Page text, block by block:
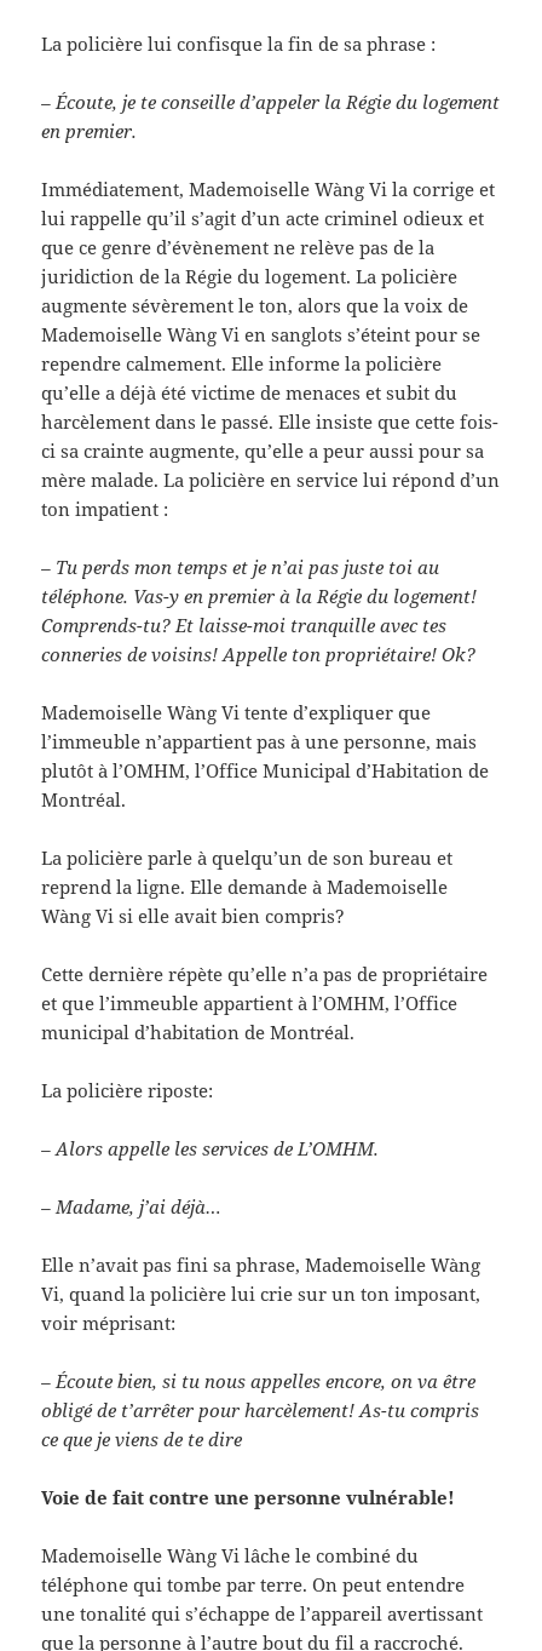
La policière lui confisque la fin de sa phrase :
– Écoute, je te conseille d’appeler la Régie du logement
en premier.
Immédiatement, Mademoiselle Wàng Vi la corrige et
lui rappelle qu’il s’agit d’un acte criminel odieux et
que ce genre d’évènement ne relève pas de la
juridiction de la Régie du logement. La policière
augmente sévèrement le ton, alors que la voix de
Mademoiselle Wàng Vi en sanglots s’éteint pour se
rependre calmement. Elle informe la policière
qu’elle a déjà été victime de menaces et subit du
harcèlement dans le passé. Elle insiste que cette fois-
ci sa crainte augmente, qu’elle a peur aussi pour sa
mère malade. La policière en service lui répond d’un
ton impatient :
– Tu perds mon temps et je n’ai pas juste toi au
téléphone. Vas-y en premier à la Régie du logement!
Comprends-tu? Et laisse-moi tranquille avec tes
conneries de voisins! Appelle ton propriétaire! Ok?
Mademoiselle Wàng Vi tente d’expliquer que
l’immeuble n’appartient pas à une personne, mais
plutôt à l’OMHM, l’Office Municipal d’Habitation de
Montréal.
La policière parle à quelqu’un de son bureau et
reprend la ligne. Elle demande à Mademoiselle
Wàng Vi si elle avait bien compris?
Cette dernière répète qu’elle n’a pas de propriétaire
et que l’immeuble appartient à l’OMHM, l’Office
municipal d’habitation de Montréal.
La policière riposte:
– Alors appelle les services de L’OMHM.
– Madame, j’ai déjà…
Elle n’avait pas fini sa phrase, Mademoiselle Wàng
Vi, quand la policière lui crie sur un ton imposant,
voir méprisant:
– Écoute bien, si tu nous appelles encore, on va être
obligé de t’arrêter pour harcèlement! As-tu compris
ce que je viens de te dire
Voie de fait contre une personne vulnérable!
Mademoiselle Wàng Vi lâche le combiné du
téléphone qui tombe par terre. On peut entendre
une tonalité qui s’échappe de l’appareil avertissant
que la personne à l’autre bout du fil a raccroché.